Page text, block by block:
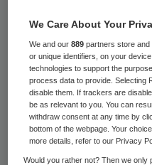
Artsen en
Eustatius en
over euthanasie,
maandag
Nederlandse
gebied.
We Care About Your
We and our889 partners store
or unique identifiers, on your
technologies to support the
process data to provide. Selecting
disable them. If trackers are
be as relevant to you. You can
withdraw consent at any time by
bottom of the webpage. Your
more details, refer to our Privacy
Would you rather not? Then we only